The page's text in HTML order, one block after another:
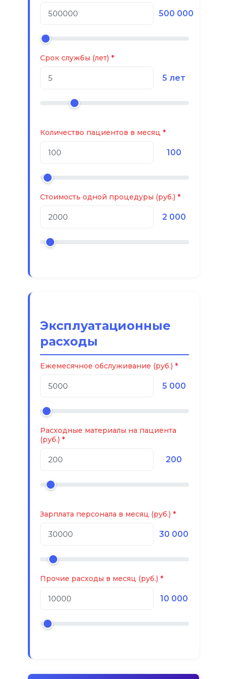
500 000
Срок службы (лет)
5 лет
Количество пациентов в месяц
100
Стоимость одной процедуры (руб.)
2 000
Эксплуатационные
расходы
Ежемесячное обслуживание (руб.)
5 000
Расходные материалы на пациента
(руб.)
200
Зарплата персонала в месяц (руб.)
30 000
Прочие расходы в месяц (руб.)
10 000